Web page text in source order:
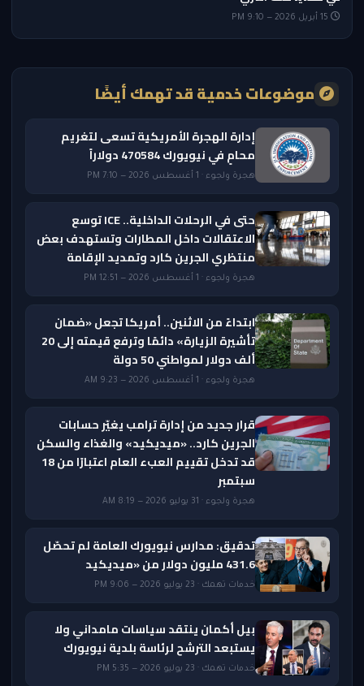
موضوعات خدمية قد تهمك أيضًا
إدارة الهجرة الأمريكية تسعى لتغريم
محامٍ في نيويورك 470584 دولاراً
هجرة ولجوء · 1 أغسطس 2026 — 7:10 PM
حتى في الرحلات الداخلية.. ICE توسع
الاعتقالات داخل المطارات وتستهدف بعض
منتظري الجرين كارد وتمديد الإقامة
هجرة ولجوء · 1 أغسطس 2026 — 12:51 PM
ابتداءً من الاثنين.. أمريكا تجعل «ضمان
تأشيرة الزيارة» دائمًا وترفع قيمته إلى 20
ألف دولار لمواطني 50 دولة
هجرة ولجوء · 1 أغسطس 2026 — 9:23 AM
قرار جديد من إدارة ترامب يغيّر حسابات
الجرين كارد.. «ميديكيد» والغذاء والسكن
قد تدخل تقييم العبء العام اعتبارًا من 18
سبتمبر
هجرة ولجوء · 31 يوليو 2026 — 8:19 AM
تدقيق: مدارس نيويورك العامة لم تحصّل
431.6 مليون دولار من «ميديكيد
خدمات تهمك · 23 يوليو 2026 — 9:06 PM
بيل أكمان ينتقد سياسات مامداني ولا
يستبعد الترشح لرئاسة بلدية نيويورك
خدمات تهمك · 23 يوليو 2026 — 5:35 PM